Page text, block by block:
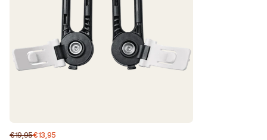
€13,95
Normale
€19,95